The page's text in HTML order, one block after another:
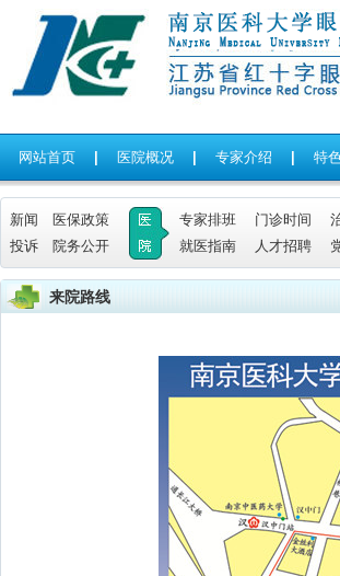
网站首页 医院概况 专家介绍 特
新闻 医保政策 专家排班 门诊时间
投诉
院务公开 就医指南 人才招聘
来院路线